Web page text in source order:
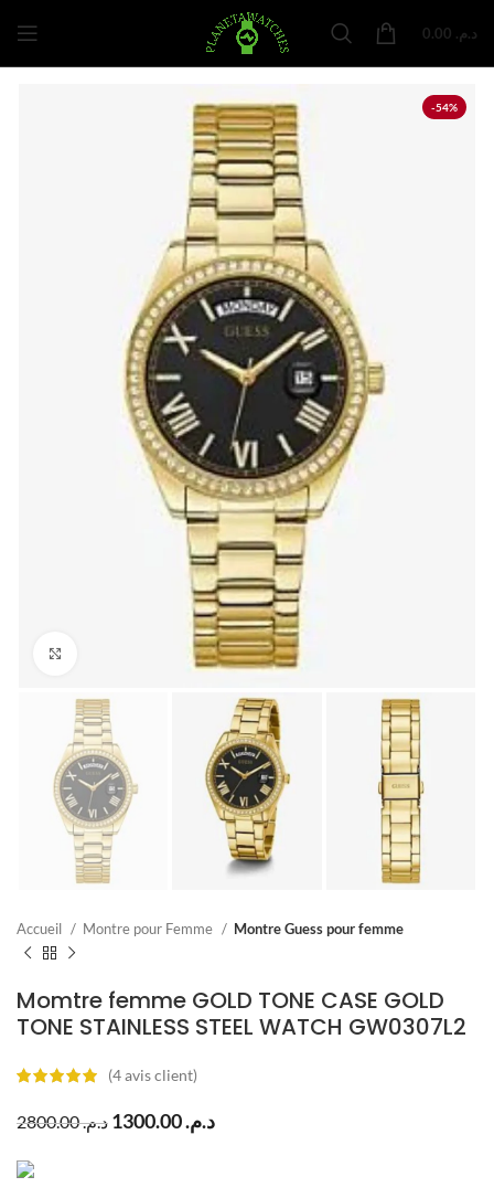
د.م.
-54%
Accueil Montre pour Femme Montre Guess pour femme
Momtre femme GOLD TONE CASE GOLD
TONE STAINLESS STEEL WATCH GW0307L2
(4avis client)
د.م.2800.00 د.م.